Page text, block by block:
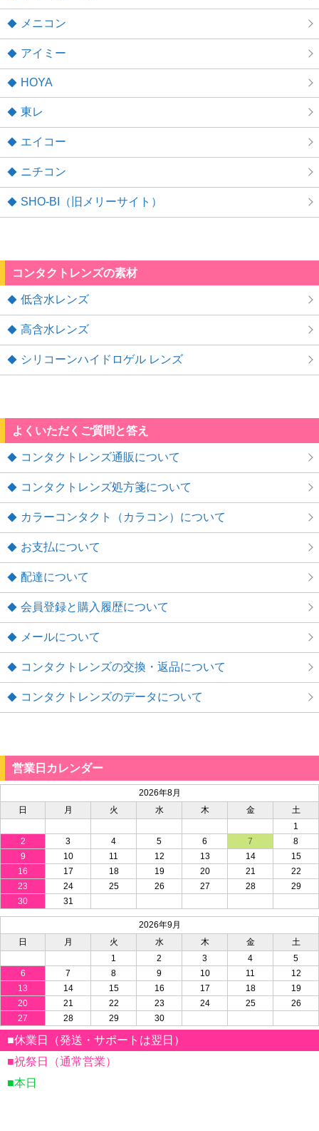
メニコン
アイミー
HOYA
東レ
エイコー
ニチコン
SHO-BI（旧メリーサイト）
コンタクトレンズの素材
低含水レンズ
高含水レンズ
シリコーンハイドロゲル レンズ
よくいただくご質問と答え
コンタクトレンズ通販について
コンタクトレンズ処方箋について
カラーコンタクト（カラコン）について
お支払について
配達について
会員登録と購入履歴について
メールについて
コンタクトレンズの交換・返品について
コンタクトレンズのデータについて
営業日カレンダー
2026年8月
日
月 火 水 木 金
土
1
2
3 4 5 6 7
8
9
10 11 12 13 14
15
16
17 18 19 20 21
22
23
24 25 26 27 28
29
30
31
2026年9月
日
月 火 水 木 金
土
1
2 3 4
5
6
7 8 9 10 11
12
13
14 15 16 17 18
19
20
21 22 23 24 25
26
27
28 29 30
■休業日（発送・サポートは翌日）
■祝祭日（通常営業）
■本日